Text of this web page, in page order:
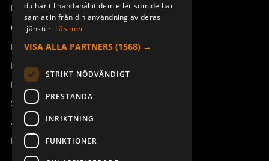
GUMMIMATTA J/M/T-RX ERA
6B AQ80-6
949819-001
Manualer och videoinstruktioner
Om Åkerströms
Kontakt
Nyheter
Pressrum
Säkerhet och direktiv
Allmänna villkor
REACH
du har tillhandahållit dem eller som de har
samlat in från din användning av deras
tjänster. Läs mer
VISA ALLA PARTNERS (1568) →
STRIKT NÖDVÄNDIGT
PRESTANDA
INRIKTNING
FUNKTIONER